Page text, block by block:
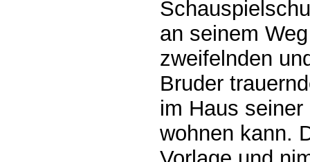
an seinem
zweifelnden
Bruder
im Haus
wohnen kann.